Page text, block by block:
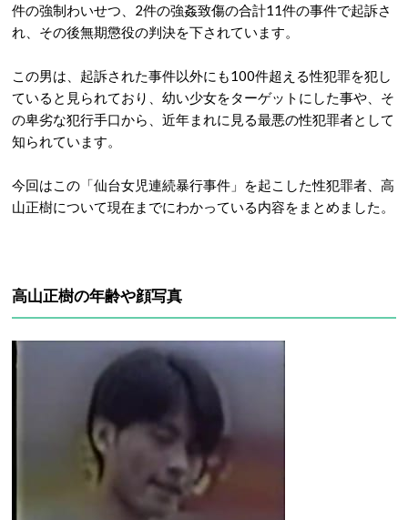
件の強制わいせつ、2件の強姦致傷の合計11件の事件で起訴さ
れ、その後無期懲役の判決を下されています。
この男は、起訴された事件以外にも100件超える性犯罪を犯し
ていると見られており、幼い少女をターゲットにした事や、そ
の卑劣な犯行手口から、近年まれに見る最悪の性犯罪者として
知られています。
今回はこの「仙台女児連続暴行事件」を起こした性犯罪者、高
山正樹について現在までにわかっている内容をまとめました。
高山正樹の年齢や顔写真